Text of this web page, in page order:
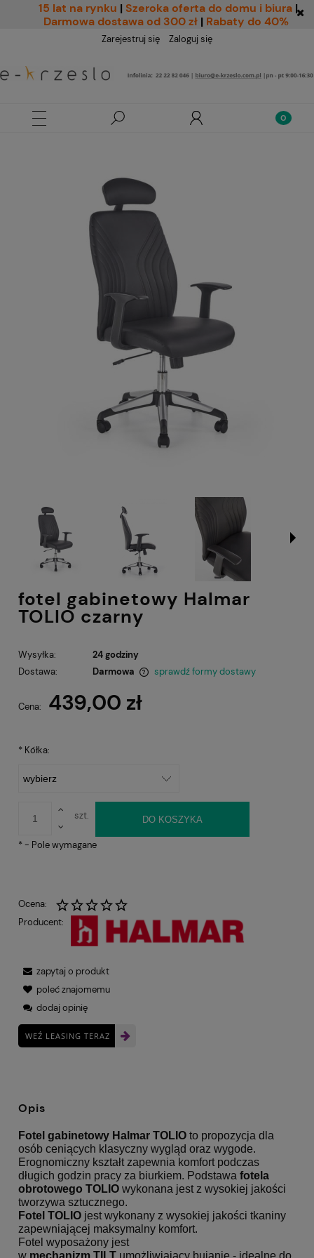
15 lat na rynku | Szeroka oferta do domu i biura |
Darmowa dostawa od 300 zł | Rabaty do 40%
Zarejestruj się Zaloguj się
fotel gabinetowy Halmar
TOLIO czarny
Wysyłka:
24 godziny
Dostawa:
Darmowa
sprawdź formy dostawy
Cena: 439,00 zł
* Kółka:
szt. DO KOSZYKA
*- Pole wymagane
Ocena:
Producent:
zapytaj o produkt
poleć znajomemu
dodaj opinię
WEŹ LEASING TERAZ
Opis
Fotel gabinetowy Halmar TOLIO to propozycja dla
osób ceniących klasyczny wygląd oraz wygode.
Erognomiczny kształt zapewnia komfort podczas
długich godzin pracy za biurkiem. Podstawa fotela
obrotowego TOLIO wykonana jest z wysokiej jakości
tworzywa sztucznego.
Fotel TOLIO jest wykonany z wysokiej jakości tkaniny
zapewniającej maksymalny komfort.
Fotel wyposażony jest
w mechanizm TILT umożliwiający bujanie - idealne do